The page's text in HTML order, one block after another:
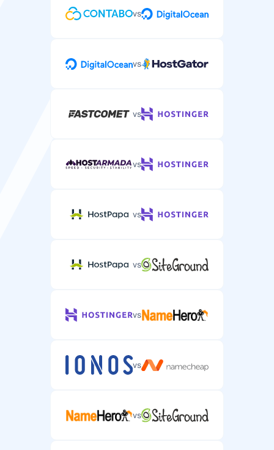
Suporte por chat em tempo real para problemas
Suporte por telefone para problemas complexos de
vs
vs
vs
vs
vs
vs
vs
vs
vs